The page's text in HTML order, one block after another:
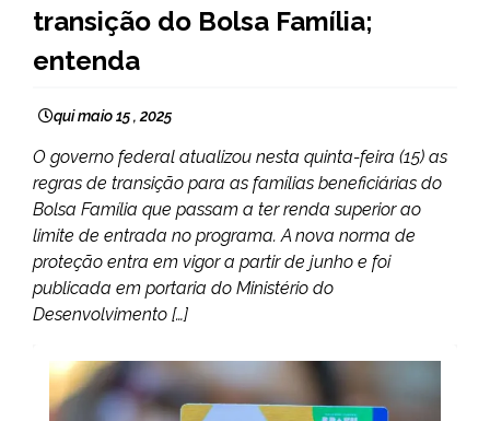
transição do Bolsa Família;
entenda
qui maio 15 , 2025
O governo federal atualizou nesta quinta-feira (15) as
regras de transição para as famílias beneficiárias do
Bolsa Família que passam a ter renda superior ao
limite de entrada no programa. A nova norma de
proteção entra em vigor a partir de junho e foi
publicada em portaria do Ministério do
Desenvolvimento […]